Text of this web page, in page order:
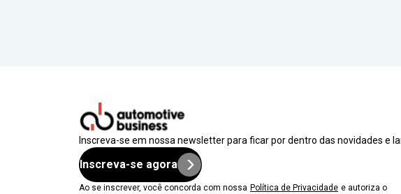
Inscreva-se em nossa newsletter para ficar por dentro das novidades e
Inscreva-se agora
Ao se inscrever, você concorda com nossa Política de Privacidade e autoriza o